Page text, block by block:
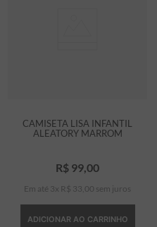
CAMISETA LISA INFANTIL
ALEATORY MARROM
R$ 99 00
Em até 3 x R$ 33 00 sem juros
ADICIONAR AO CARRINHO